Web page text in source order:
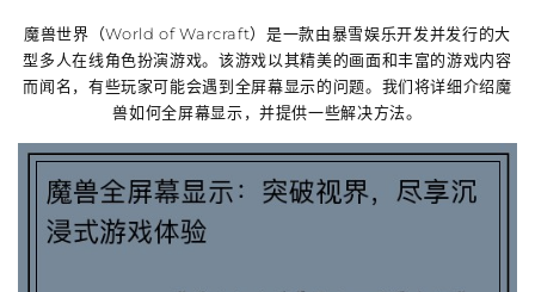
魔兽世界（World of Warcraft）是一款由暴雪娱乐开发并发行的大
型多人在线角色扮演游戏。该游戏以其精美的画面和丰富的游戏内容
而闻名，有些玩家可能会遇到全屏幕显示的问题。我们将详细介绍魔
兽如何全屏幕显示，并提供一些解决方法。